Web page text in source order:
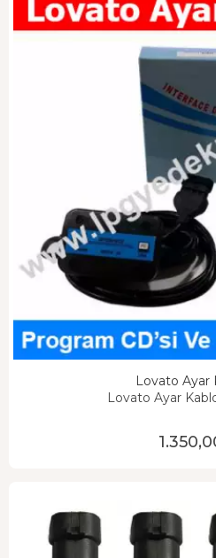
Lovato Ayar
Lovato Ayar